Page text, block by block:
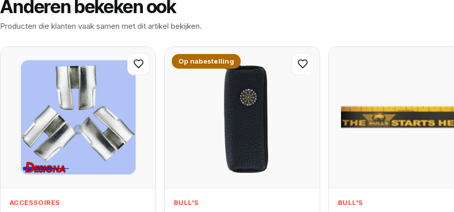
Anderen bekeken ook
Producten die klanten vaak samen met dit artikel bekijken.
ACCESSOIRES
Op nabestelling
BULL'S BULL'S